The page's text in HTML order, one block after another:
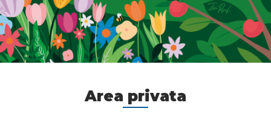
Area privata